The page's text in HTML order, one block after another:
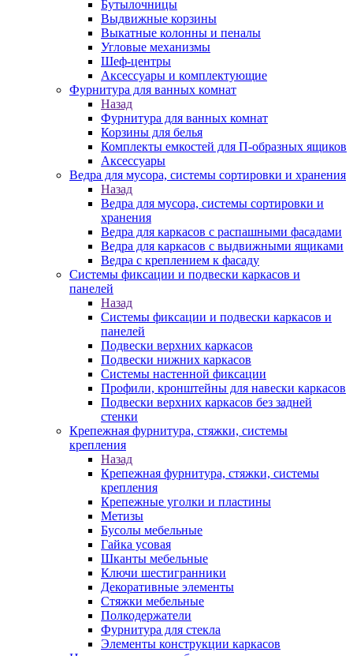
Бутылочницы
Выдвижные корзины
Выкатные колонны и пеналы
Угловые механизмы
Шеф-центры
Аксессуары и комплектующие
Фурнитура для ванных комнат
Назад
Фурнитура для ванных комнат
Корзины для белья
Комплекты емкостей для П-образных ящиков
Аксессуары
Ведра для мусора, системы сортировки и хранения
Назад
Ведра для мусора, системы сортировки и
хранения
Ведра для каркасов с распашными фасадами
Ведра для каркасов с выдвижными ящиками
Ведра с креплением к фасаду
Системы фиксации и подвески каркасов и
панелей
Назад
Системы фиксации и подвески каркасов и
панелей
Подвески верхних каркасов
Подвески нижних каркасов
Системы настенной фиксации
Профили, кронштейны для навески каркасов
Подвески верхних каркасов без задней
стенки
Крепежная фурнитура, стяжки, системы
крепления
Назад
Крепежная фурнитура, стяжки, системы
крепления
Крепежные уголки и пластины
Метизы
Бусолы мебельные
Гайка усовая
Шканты мебельные
Ключи шестигранники
Декоративные элементы
Стяжки мебельные
Полкодержатели
Фурнитура для стекла
Элементы конструкции каркасов